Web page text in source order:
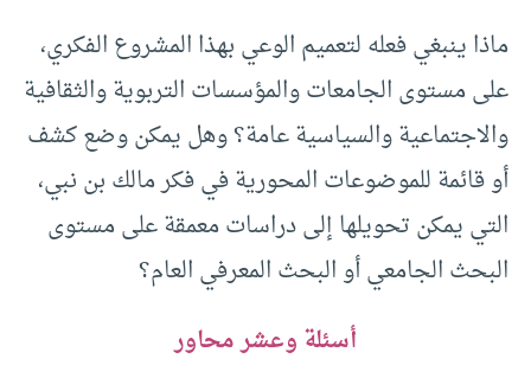
ماذا ينبغي فعله لتعميم الوعي بهذا المشروع الفكري،
على مستوى الجامعات والمؤسسات التربوية والثقافية
والاجتماعية والسياسية عامة؟ وهل يمكن وضع كشف
أو قائمة للموضوعات المحورية في فكر مالك بن نبي،
التي يمكن تحويلها إلى دراسات معمقة على مستوى
البحث الجامعي أو البحث المعرفي العام؟
أسئلة وعشر محاور